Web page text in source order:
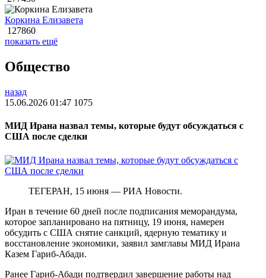
Коркина Елизавета
127860
показать ещё
Общество
назад
15.06.2026 01:47 1075
МИД Ирана назвал темы, которые будут обсуждаться с
США после сделки
ТЕГЕРАН, 15 июня — РИА Новости.
Иран в течение 60 дней после подписания меморандума,
которое запланировано на пятницу, 19 июня, намерен
обсудить с США снятие санкций, ядерную тематику и
восстановление экономики, заявил замглавы МИД Ирана
Казем Гариб-Абади.
Ранее Гариб-Абади подтвердил завершение работы над